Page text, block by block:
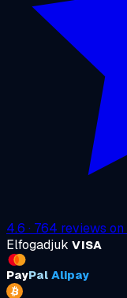
4.6 · 764 reviews on
Elfogadjuk VISA
PayPal Alipay